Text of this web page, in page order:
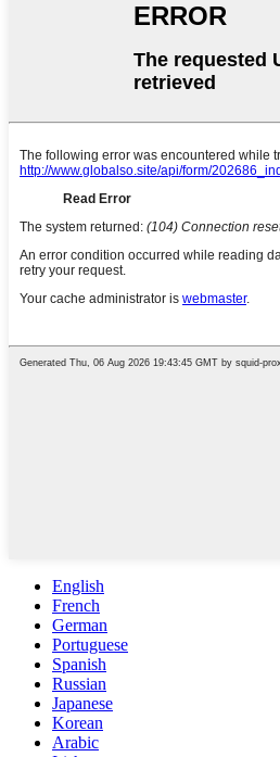
English
French
German
Portuguese
Spanish
Russian
Japanese
Korean
Arabic